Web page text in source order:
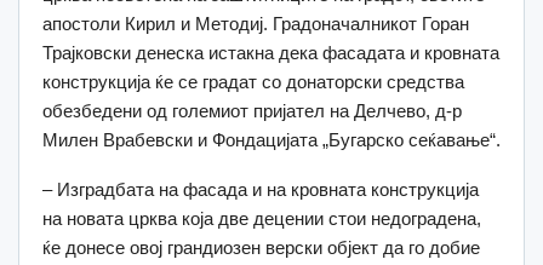
апостоли Кирил и Методиј. Градоначалникот Горан
Трајковски денеска истакна дека фасадата и кровната
конструкција ќе се градат со донаторски средства
обезбедени од големиот пријател на Делчево, д-р
Милен Врабевски и Фондацијата „Бугарско сеќавање“.
– Изградбата на фасада и на кровната конструкција
на новата црква која две децении стои недоградена,
ќе донесе овој грандиозен верски објект да го добие